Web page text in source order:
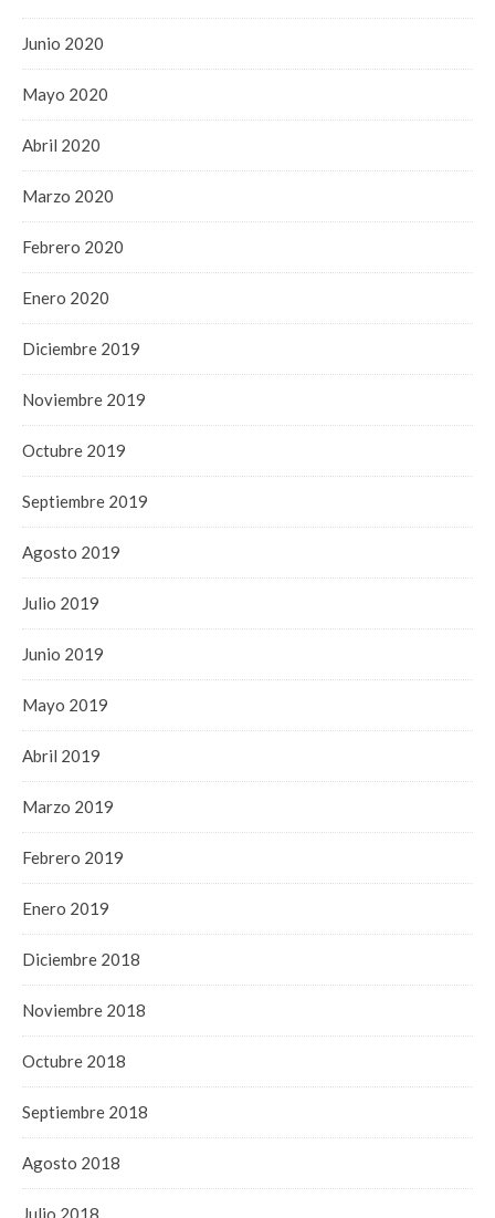
Junio 2020
Mayo 2020
Abril 2020
Marzo 2020
Febrero 2020
Enero 2020
Diciembre 2019
Noviembre 2019
Octubre 2019
Septiembre 2019
Agosto 2019
Julio 2019
Junio 2019
Mayo 2019
Abril 2019
Marzo 2019
Febrero 2019
Enero 2019
Diciembre 2018
Noviembre 2018
Octubre 2018
Septiembre 2018
Agosto 2018
Julio 2018